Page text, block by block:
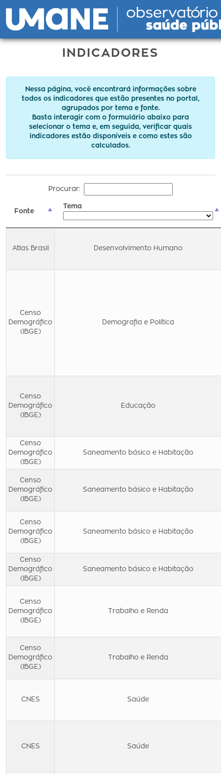
INDICADORES
Nessa página, você encontrará informações sobre
todos os indicadores que estão presentes no portal,
agrupados por tema e fonte.
Basta interagir com o formulário abaixo para
selecionar o tema e, em seguida, verificar quais
indicadores estão disponíveis e como estes são
calculados.
Procurar:
Fonte
Tema
Atlas Brasil Desenvolvimento Humano
Censo
Demográfico
(IBGE)
Demografia e Política
Censo
Demográfico
(IBGE)
Educação
Censo
Demográfico
(IBGE)
Saneamento básico e Habitação
Censo
Demográfico
(IBGE)
Saneamento básico e Habitação
Censo
Demográfico
(IBGE)
Saneamento básico e Habitação
Censo
Demográfico
(IBGE)
Saneamento básico e Habitação
Censo
Demográfico
(IBGE)
Trabalho e Renda
Censo
Demográfico
(IBGE)
Trabalho e Renda
CNES Saúde
CNES Saúde